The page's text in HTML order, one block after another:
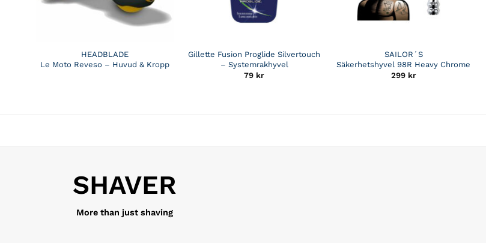
HEADBLADE
Le Moto Reveso – Huvud & Kropp
Gillette Fusion Proglide Silvertouch
– Systemrakhyvel
79 kr
SAILOR´S
Säkerhetshyvel 98R Heavy Chrome
299 kr
SHAVER
More than just shaving